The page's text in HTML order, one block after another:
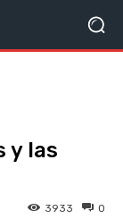
y las
0
3933